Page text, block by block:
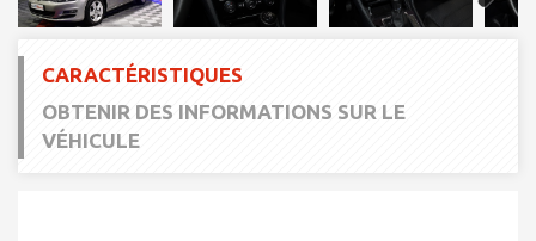
Next
CARACTÉRISTIQUES
OBTENIR DES INFORMATIONS SUR LE
VÉHICULE